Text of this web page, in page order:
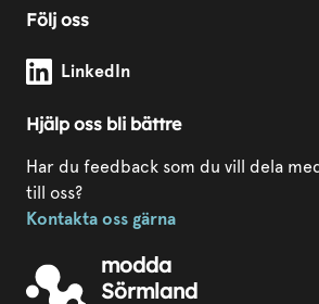
modda
Sörmland
Följ oss
Modda Sörmland på
LinkedIn
Hjälp oss bli bättre
Har du feedback som du vill dela
till oss?
Kontakta oss gärna